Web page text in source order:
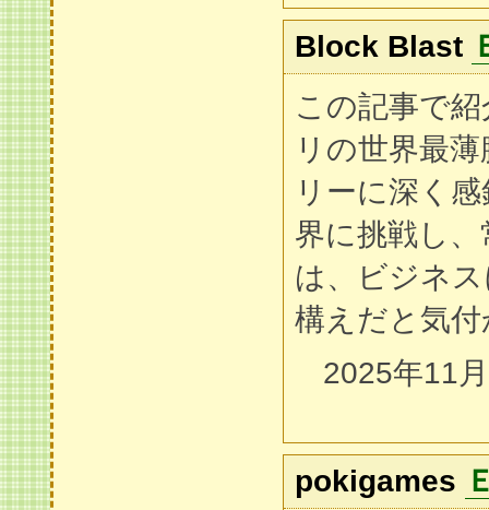
Block Blast
この記事で
リの世界最
リーに深く
界に挑戦し
は、ビジネ
構えだと気
2025年11
pokigames